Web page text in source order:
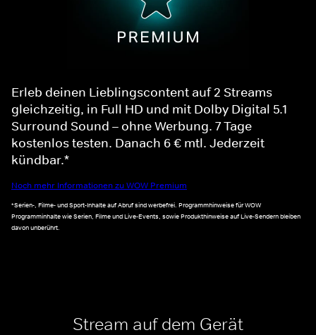
Erleb deinen Lieblingscontent auf 2 Streams
gleichzeitig, in Full HD und mit Dolby Digital 5.1
Surround Sound – ohne Werbung. 7 Tage
kostenlos testen. Danach 6 € mtl. Jederzeit
kündbar.*
Noch mehr Informationen zu WOW Premium
*Serien-, Filme- und Sport-Inhalte auf Abruf sind werbefrei. Programmhinweise für WOW
Programminhalte wie Serien, Filme und Live-Events, sowie Produkthinweise auf Live-Sendern bleiben
davon unberührt.
Stream auf dem Gerät